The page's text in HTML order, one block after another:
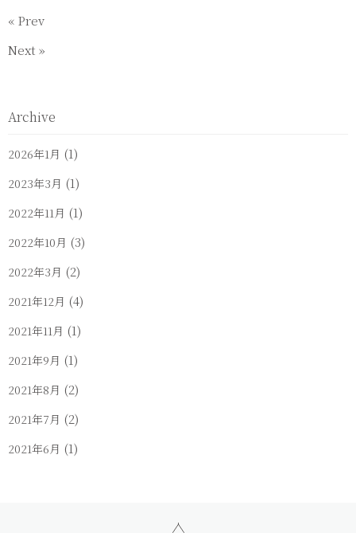
« Prev
Next »
Archive
2026年1月 (1)
2023年3月 (1)
2022年11月 (1)
2022年10月 (3)
2022年3月 (2)
2021年12月 (4)
2021年11月 (1)
2021年9月 (1)
2021年8月 (2)
2021年7月 (2)
2021年6月 (1)